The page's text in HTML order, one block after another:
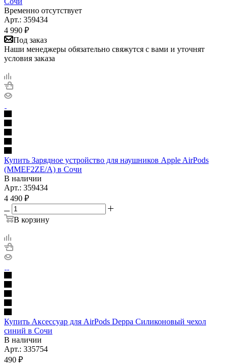
Временно отсутствует
Арт.: 359434
4 990 ₽
Под заказ
Наши менеджеры обязательно свяжутся с вами и уточнят
условия заказа
Купить Зарядное устройство для наушников Apple AirPods
(MMEF2ZE/A) в Сочи
В наличии
Арт.: 359434
4 490 ₽
В корзину
Купить Аксессуар для AirPods Deppa Силиконовый чехол
синий в Сочи
В наличии
Арт.: 335754
490 ₽